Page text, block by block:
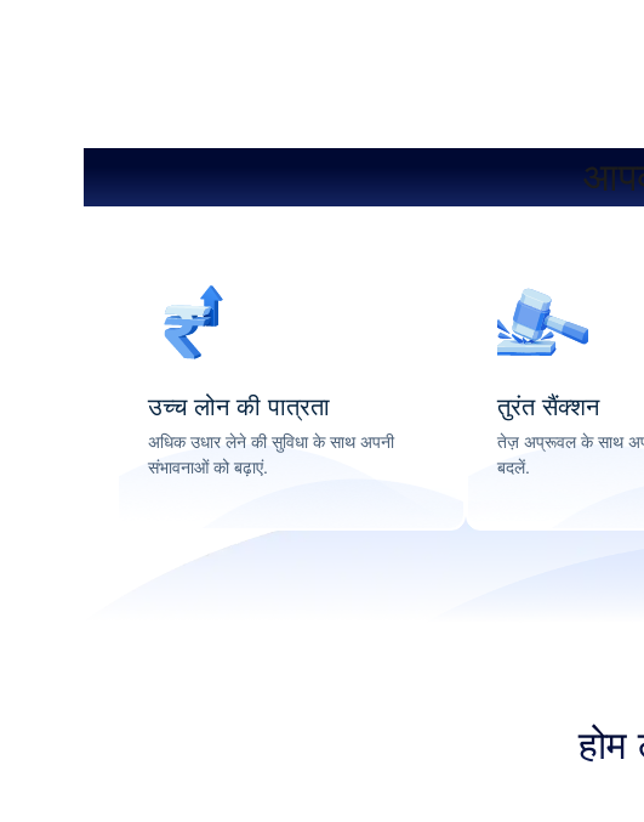
उच्च लोन की पात्रता
अधिक उधार लेने की सुविधा के साथ अपनी
संभावनाओं को बढ़ाएं.
तुरंत सैंक्शन
तेज़ अप्रूवल के साथ
बदलें.